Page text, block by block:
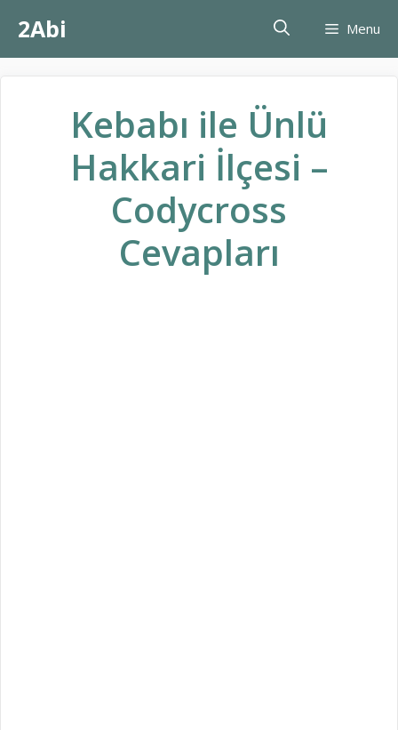
atla2Abi Menu
Kebabı ile Ünlü
Hakkari İlçesi –
Codycross
Cevapları